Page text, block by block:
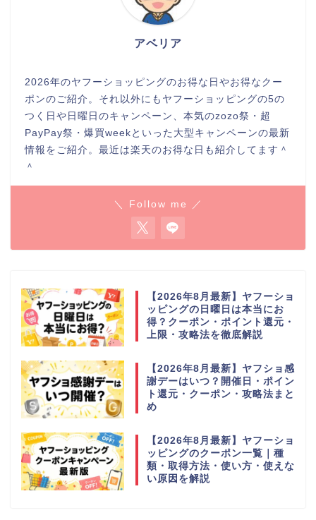
アベリア
2026年のヤフーショッピングのお得な日やお得なクー
ポンのご紹介。それ以外にもヤフーショッピングの5の
つく日や日曜日のキャンペーン、本気のzozo祭・超
PayPay祭・爆買weekといった大型キャンペーンの最新
情報をご紹介。最近は楽天のお得な日も紹介してます＾
＾
＼ Follow me ／
【2026年8月最新】ヤフーショ
ッピングの日曜日は本当にお
得？クーポン・ポイント還元・
上限・攻略法を徹底解説
【2026年8月最新】ヤフショ感
謝デーはいつ？開催日・ポイン
ト還元・クーポン・攻略法まと
め
【2026年8月最新】ヤフーショ
ッピングのクーポン一覧｜種
類・取得方法・使い方・使えな
い原因を解説